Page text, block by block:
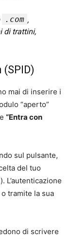
.com ,
di trattini,
mai di inserire i
“aperto”
“Entra con
sul pulsante,
del tuo
L’autenticazione
tramite la sua
di scrivere